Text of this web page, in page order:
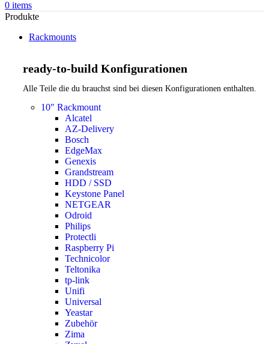
0 items
Produkte
Rackmounts
ready-to-build Konfigurationen
Alle Teile die du brauchst sind bei diesen Konfigurationen enthalten.
10" Rackmount
Alcatel
AZ-Delivery
Bosch
EdgeMax
Genexis
Grandstream
HDD / SSD
Keystone Panel
NETGEAR
Odroid
Philips
Protectli
Raspberry Pi
Technicolor
Teltonika
tp-link
Unifi
Universal
Yeastar
Zubehör
Zima